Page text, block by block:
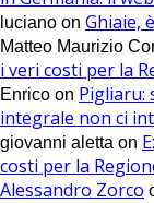
luciano on Ghiaie,
Matteo Maurizio
i veri costi per la
Enrico on Pigliaru:
integrale non ci
giovanni aletta on
costi per la
Alessandro Zorco